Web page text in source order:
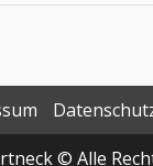
© Alle